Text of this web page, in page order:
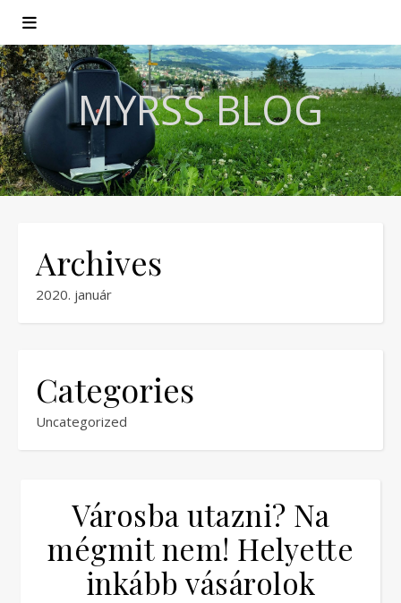
MYRSS BLOG
Archives
2020. január
Categories
Uncategorized
Városba utazni? Na
mégmit nem! Helyette
inkább vásárolok